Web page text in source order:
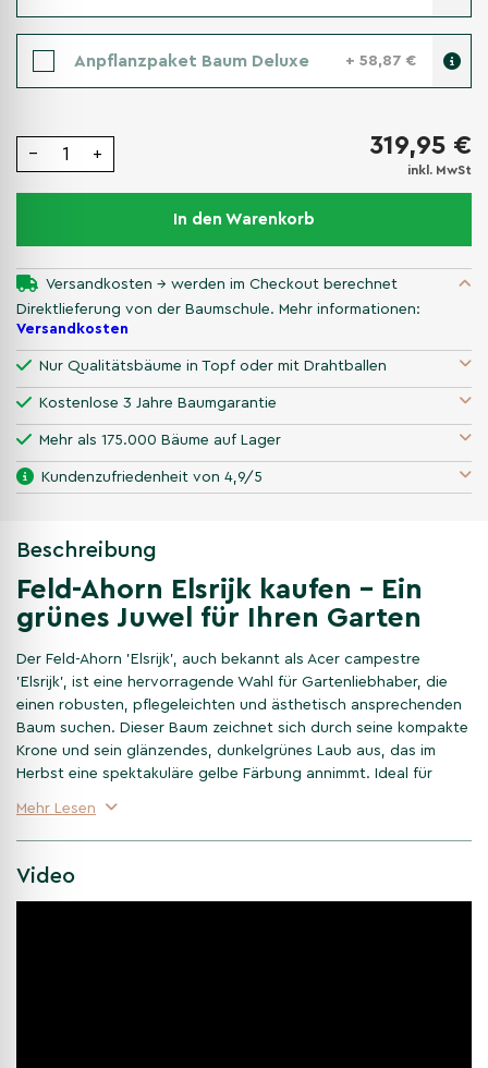
Anpflanzpaket Baum Deluxe + 58,87 €
− + 319,95 €
inkl. MwSt
In den Warenkorb
Versandkosten → werden im Checkout berechnet
Direktlieferung von der Baumschule. Mehr informationen:
Versandkosten
Nur Qualitätsbäume in Topf oder mit Drahtballen
Kostenlose 3 Jahre Baumgarantie
Mehr als 175.000 Bäume auf Lager
Kundenzufriedenheit von 4,9/5
Beschreibung
Feld-Ahorn Elsrijk kaufen – Ein
grünes Juwel für Ihren Garten
Der Feld-Ahorn 'Elsrijk', auch bekannt als Acer campestre
'Elsrijk', ist eine hervorragende Wahl für Gartenliebhaber, die
einen robusten, pflegeleichten und ästhetisch ansprechenden
Baum suchen. Dieser Baum zeichnet sich durch seine kompakte
Krone und sein glänzendes, dunkelgrünes Laub aus, das im
Herbst eine spektakuläre gelbe Färbung annimmt. Ideal für
Bodenarten an und ist resistent gegen Luftverschmutzung.
Merkmale des Feld-Ahorn Elsrijk –
Ein Porträt des grünen Klassikers
Mehr Lesen
Video